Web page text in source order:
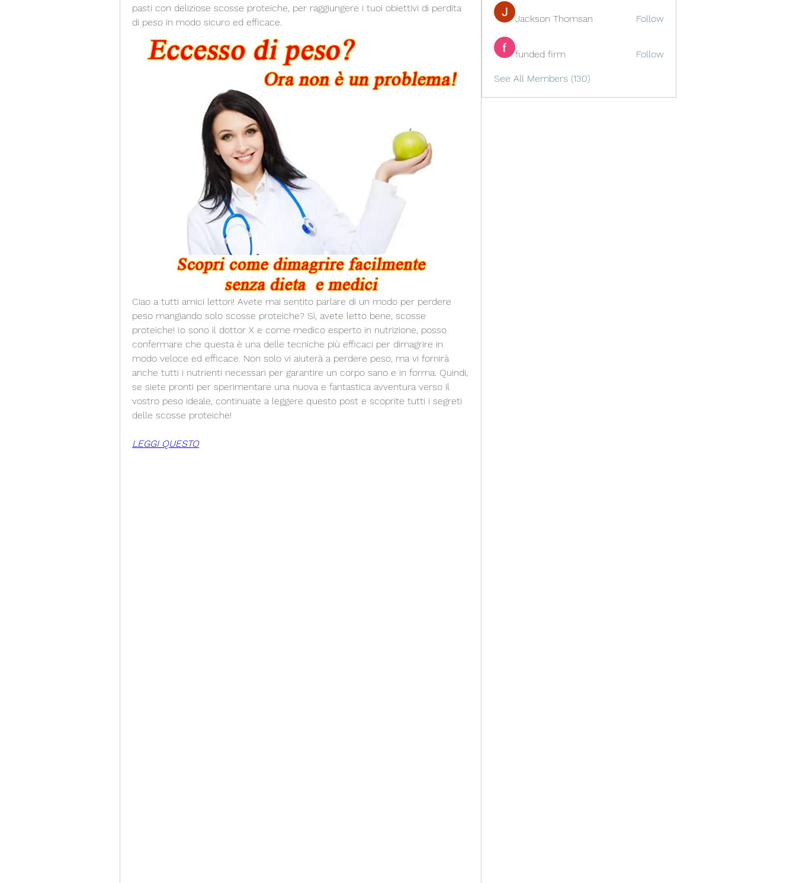
pasti con deliziose scosse proteiche, per raggiungere i tuoi obiettivi di perdita
di peso in modo sicuro ed efficace.
Ciao a tutti amici lettori! Avete mai sentito parlare di un modo per perdere
peso mangiando solo scosse proteiche? Sì, avete letto bene, scosse
proteiche! Io sono il dottor X e come medico esperto in nutrizione, posso
confermare che questa è una delle tecniche più efficaci per dimagrire in
modo veloce ed efficace. Non solo vi aiuterà a perdere peso, ma vi fornirà
anche tutti i nutrienti necessari per garantire un corpo sano e in forma. Quindi,
se siete pronti per sperimentare una nuova e fantastica avventura verso il
vostro peso ideale, continuate a leggere questo post e scoprite tutti i segreti
delle scosse proteiche!
LEGGI QUESTO
Jackson Thomsan Follow
funded firm Follow
See All Members (130)